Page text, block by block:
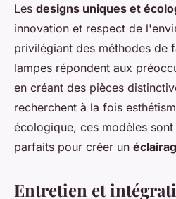
Les designs uniques et
innovation et respect de
privilégiant des méthodes de
lampes répondent aux
en créant des pièces
recherchent à la fois
écologique, ces modèles
parfaits pour créer un
Entretien et